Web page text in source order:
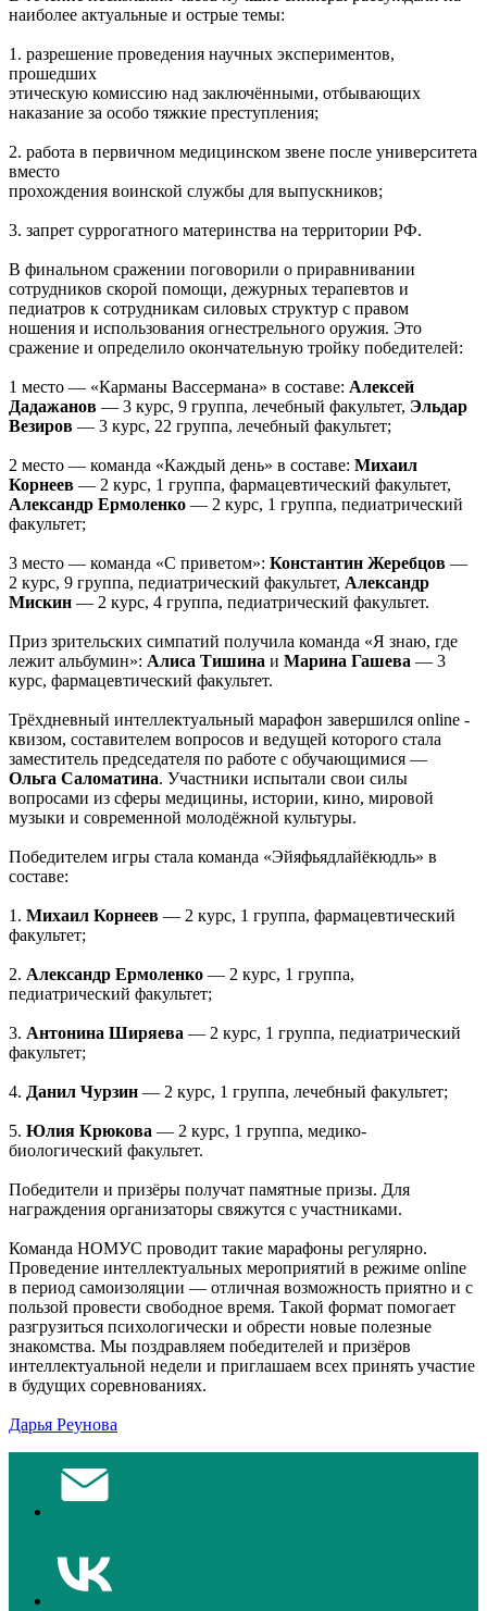
наиболее актуальные и острые темы:
1. разрешение проведения научных экспериментов,
прошедших
этическую комиссию над заключёнными, отбывающих
наказание за особо тяжкие преступления;
2. работа в первичном медицинском звене после университета
вместо
прохождения воинской службы для выпускников;
3. запрет суррогатного материнства на территории РФ.
В финальном сражении поговорили о приравнивании
сотрудников скорой помощи, дежурных терапевтов и
педиатров к сотрудникам силовых структур с правом
ношения и использования огнестрельного оружия. Это
сражение и определило окончательную тройку победителей:
1 место — «Карманы Вассермана» в составе: Алексей
Дадажанов — 3 курс, 9 группа, лечебный факультет, Эльдар
Везиров — 3 курс, 22 группа, лечебный факультет;
2 место — команда «Каждый день» в составе: Михаил
Корнеев — 2 курс, 1 группа, фармацевтический факультет,
Александр Ермоленко — 2 курс, 1 группа, педиатрический
факультет;
3 место — команда «С приветом»: Константин Жеребцов —
2 курс, 9 группа, педиатрический факультет, Александр
Мискин — 2 курс, 4 группа, педиатрический факультет.
Приз зрительских симпатий получила команда «Я знаю, где
лежит альбумин»: Алиса Тишина и Марина Гашева — 3
курс, фармацевтический факультет.
Трёхдневный интеллектуальный марафон завершился online -
квизом, составителем вопросов и ведущей которого стала
заместитель председателя по работе с обучающимися —
Ольга Саломатина. Участники испытали свои силы
вопросами из сферы медицины, истории, кино, мировой
музыки и современной молодёжной культуры.
Победителем игры стала команда «Эйяфьядлайёкюдль» в
составе:
1. Михаил Корнеев — 2 курс, 1 группа, фармацевтический
факультет;
2. Александр Ермоленко — 2 курс, 1 группа,
педиатрический факультет;
3. Антонина Ширяева — 2 курс, 1 группа, педиатрический
факультет;
4. Данил Чурзин — 2 курс, 1 группа, лечебный факультет;
5. Юлия Крюкова — 2 курс, 1 группа, медико-
биологический факультет.
Победители и призёры получат памятные призы. Для
награждения организаторы свяжутся с участниками.
Команда НОМУС проводит такие марафоны регулярно.
Проведение интеллектуальных мероприятий в режиме online
в период самоизоляции — отличная возможность приятно и с
пользой провести свободное время. Такой формат помогает
разгрузиться психологически и обрести новые полезные
знакомства. Мы поздравляем победителей и призёров
интеллектуальной недели и приглашаем всех принять участие
в будущих соревнованиях.
Дарья Реунова